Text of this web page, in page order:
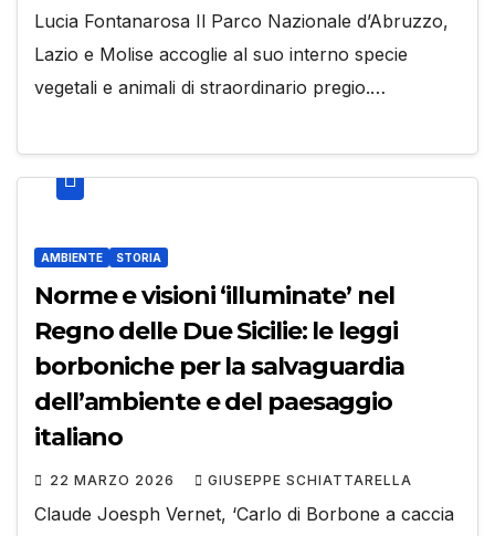
Lucia Fontanarosa Il Parco Nazionale d’Abruzzo,
Lazio e Molise accoglie al suo interno specie
vegetali e animali di straordinario pregio.…
AMBIENTE STORIA
Norme e visioni ‘illuminate’ nel
Regno delle Due Sicilie: le leggi
borboniche per la salvaguardia
dell’ambiente e del paesaggio
italiano
22 MARZO 2026 GIUSEPPE SCHIATTARELLA
Claude Joesph Vernet, ‘Carlo di Borbone a caccia